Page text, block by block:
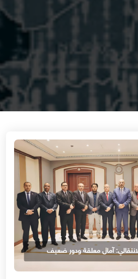
للانتقالي: آمال معلقة ودور ضعيف